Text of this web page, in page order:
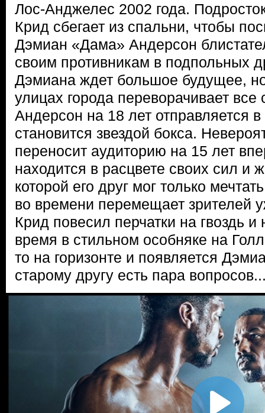
Лос-Анджелес 2002 года.
Крид сбегает из спальни, чтобы
Дэмиан «Дама» Андерсон
своим противникам в подпольных
Дэмиана ждет большое будущее,
улицах города переворачивает все
Андерсон на 18 лет отправляется
становится звездой бокса.
переносит аудиторию на 15 лет
находится в расцвете своих сил и
которой его друг мог только
во времени перемещает зрителей
Крид повесил перчатки на гвоздь
время в стильном особняке на
то на горизонте и появляется
старому другу есть пара